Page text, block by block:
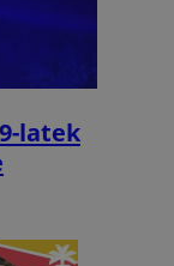
latek